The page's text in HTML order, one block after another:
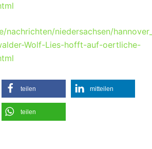
nachrichten/niedersachsen/
Wolf-Lies-hofft-auf-oertliche-
teilen mitteilen
teilen